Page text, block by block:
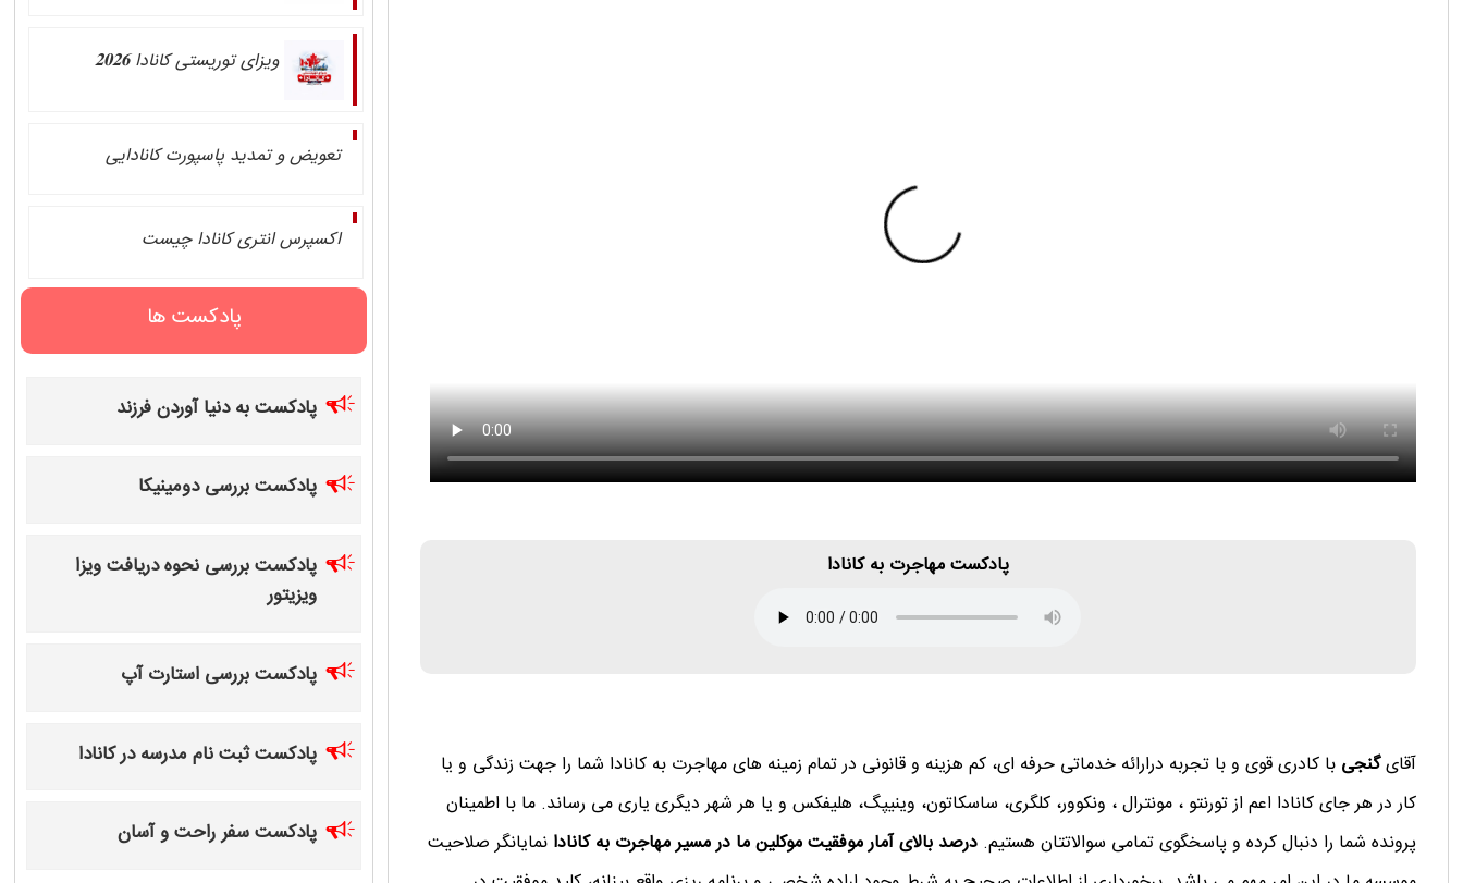
پادکست مهاجرت به کانادا
آقایگنجیبا کادری قوی و با تجربه درارائه خدماتی حرفه ای، کم هزینه و قانونی در تمام زمینه های مهاجرت به کانادا شما را جهت زندگی و یا
کار در هر جای کانادا اعم از تورنتو ، مونترال ، ونکوور، کلگری، ساسکاتون، وینیپگ، هلیفکس و یا هر شهر دیگری یاری می رساند. ما با اطمینان
پرونده شما را دنبال کرده و پاسخگوی تمامی سوالاتتان هستیم.درصد بالای آمار موفقیت موکلین ما در مسیر مهاجرت به کانادا نمایانگر صلاحیت
ویزای توریستی کانادا 𝟐𝟎𝟐𝟔
تعویض و تمدید پاسپورت کانادایی
اکسپرس انتری کانادا چیست
پادکست ها
پادکست به دنیا آوردن فرزند
پادکست بررسی دومینیکا
پادکست بررسی نحوه دریافت ویزا
ویزیتور
پادکست بررسی استارت آپ
پادکست ثبت نام مدرسه در کانادا
پادکست سفر راحت و آسان